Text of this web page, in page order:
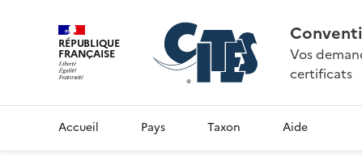
RÉPUBLIQUE
FRANÇAISE
Vos
certificats
Accueil Pays Taxon Aide